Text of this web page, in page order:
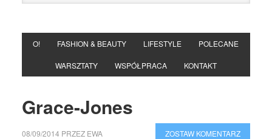
O! FASHION & BEAUTY LIFESTYLE POLECANE
WARSZTATY WSPÓŁPRACA KONTAKT
Grace-Jones
08/09/2014 PRZEZ EWA ZOSTAW KOMENTARZ